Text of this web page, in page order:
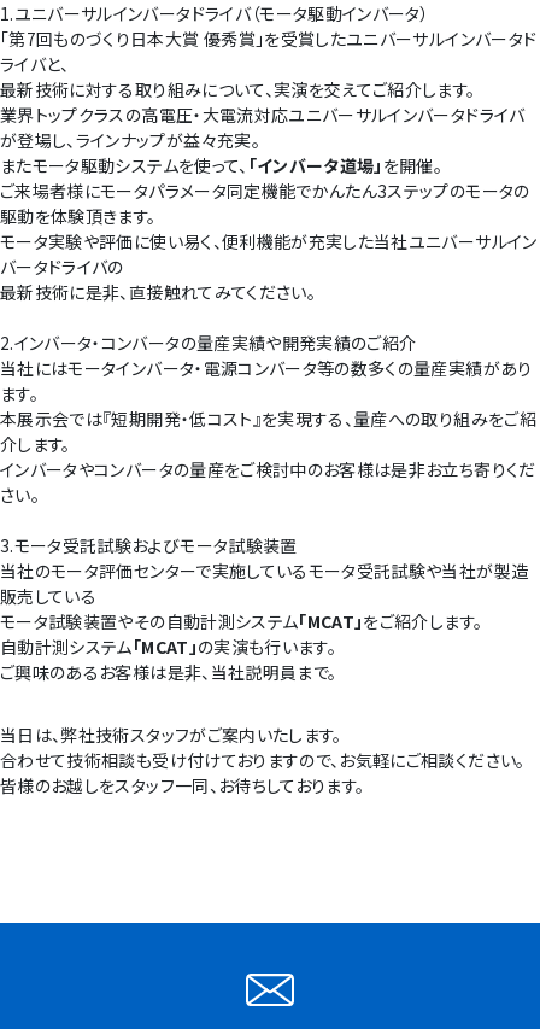
1.ユニバーサルインバータドライバ（モータ駆動インバータ）
「第7回ものづくり日本大賞 優秀賞」を受賞したユニバーサルインバータド
ライバと、
最新技術に対する取り組みについて、実演を交えてご紹介します。
業界トップクラスの高電圧・大電流対応ユニバーサルインバータドライバ
が登場し、ラインナップが益々充実。
またモータ駆動システムを使って、 「インバータ道場」 を開催。
ご来場者様にモータパラメータ同定機能でかんたん3ステップのモータの
駆動を体験頂きます。
モータ実験や評価に使い易く、便利機能が充実した当社ユニバーサルイン
バータドライバの
最新技術に是非、直接触れてみてください。
2.インバータ・コンバータの量産実績や開発実績のご紹介
当社にはモータインバータ・電源コンバータ等の数多くの量産実績があり
ます。
本展示会では『短期開発・低コスト』を実現する、量産への取り組みをご紹
介します。
インバータやコンバータの量産をご検討中のお客様は是非お立ち寄りくだ
さい。
3.モータ受託試験およびモータ試験装置
当社のモータ評価センターで実施しているモータ受託試験や当社が製造
販売している
モータ試験装置やその自動計測システム「MCAT」をご紹介します。
自動計測システム「MCAT」の実演も行います。
ご興味のあるお客様は是非、当社説明員まで。
当日は、弊社技術スタッフがご案内いたします。
合わせて技術相談も受け付けておりますので、お気軽にご相談ください。
皆様のお越しをスタッフ一同、お待ちしております。